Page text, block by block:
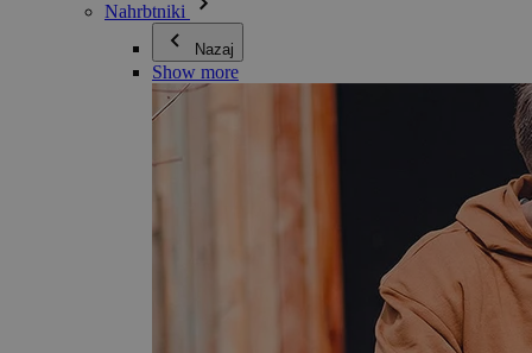
Nahrbtniki
Nazaj
Show more